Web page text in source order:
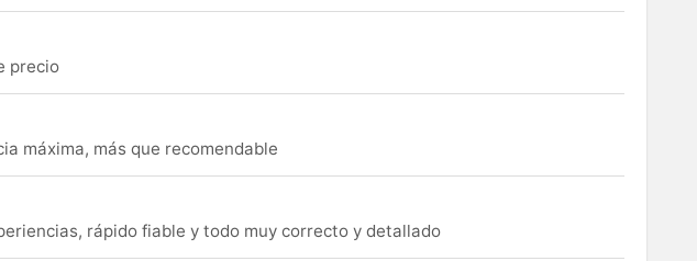
precio
máxima, más que recomendable
rápido fiable y todo muy correcto y detallado